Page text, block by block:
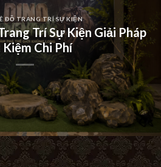
ĐỒ TRANG TRÍ SỰ KIỆN
Trí Sự Kiện Giải Pháp
Chi Phí